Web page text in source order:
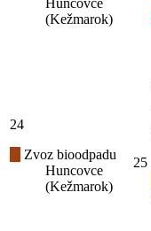
(Kežmarok)
24
Zvoz bioodpadu
Huncovce
(Kežmarok)
25